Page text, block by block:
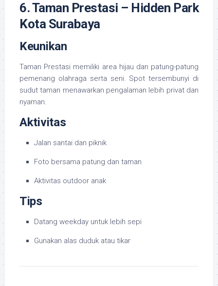
6. Taman Prestasi – Hidden Park
Kota Surabaya
Keunikan
Taman Prestasi memiliki area hijau dan patung-patung
pemenang olahraga serta seni. Spot tersembunyi di
sudut taman menawarkan pengalaman lebih privat dan
nyaman.
Aktivitas
Jalan santai dan piknik
Foto bersama patung dan taman
Aktivitas outdoor anak
Tips
Datang weekday untuk lebih sepi
Gunakan alas duduk atau tikar